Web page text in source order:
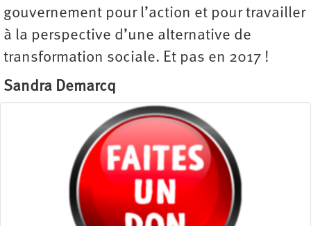
gouvernement pour l’action et pour travailler
à la perspective d’une alternative de
transformation sociale. Et pas en 2017 !
Sandra Demarcq